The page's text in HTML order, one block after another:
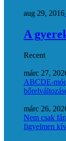
aug 29, 2016
A
Recent
márc 27,
márc 26,
Nem csak
figyelmen